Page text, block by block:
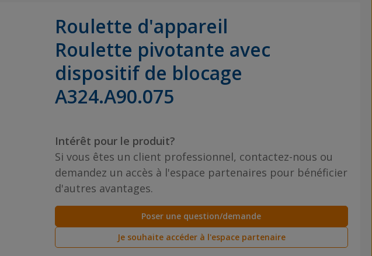
Roulette d'appareil
Roulette pivotante avec
dispositif de blocage
A324.A90.075
Intérêt pour le produit?
Si vous êtes un client professionnel, contactez-nous ou
demandez un accès à l'espace partenaires pour bénéficier
d'autres avantages.
Poser une question/demande
Je souhaite accéder à l'espace partenaire